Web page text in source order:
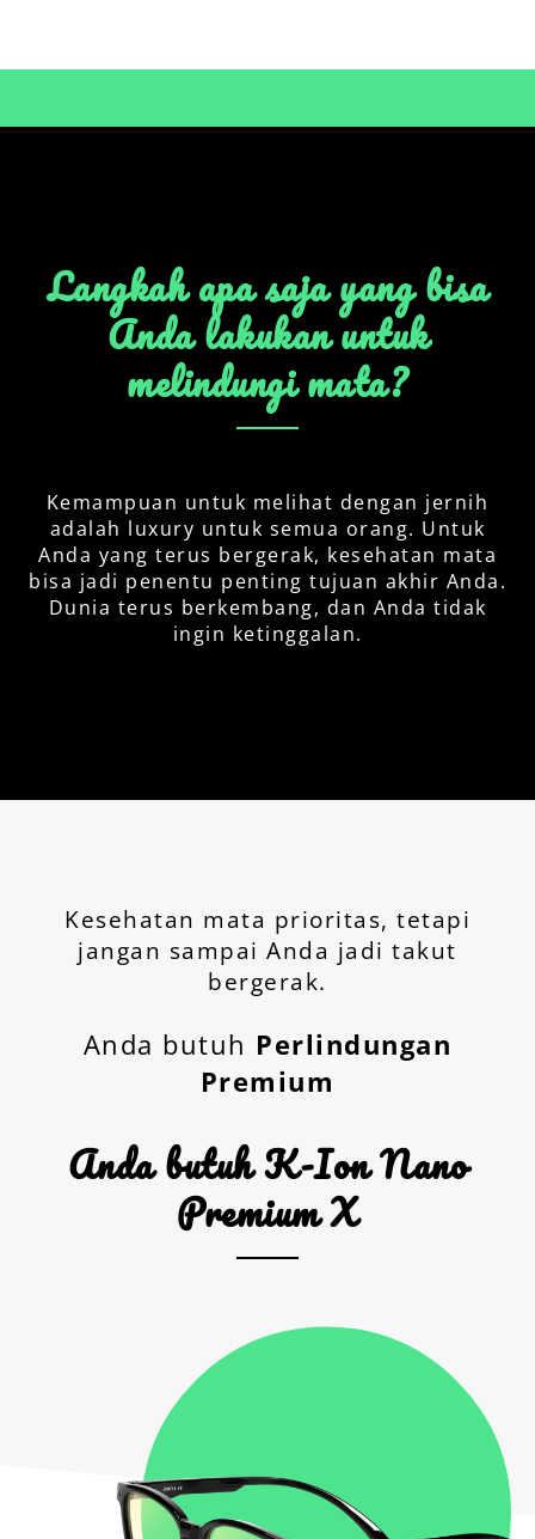
Langkah apa saja yang bisa
Anda lakukan untuk
melindungi mata?
Kemampuan untuk melihat dengan jernih
adalah luxury untuk semua orang. Untuk
Anda yang terus bergerak, kesehatan mata
bisa jadi penentu penting tujuan akhir Anda.
Dunia terus berkembang, dan Anda tidak
ingin ketinggalan.
Kesehatan mata prioritas, tetapi
jangan sampai Anda jadi takut
bergerak.
Anda butuh Perlindungan
Premium
Anda butuh K-Ion Nano
Premium X